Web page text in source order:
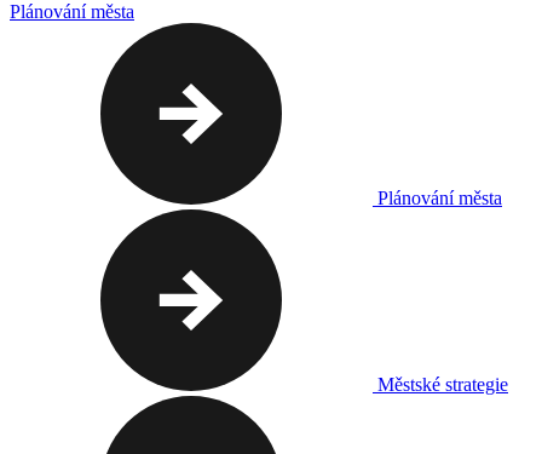
Plánování města
Plánování města
Městské strategie